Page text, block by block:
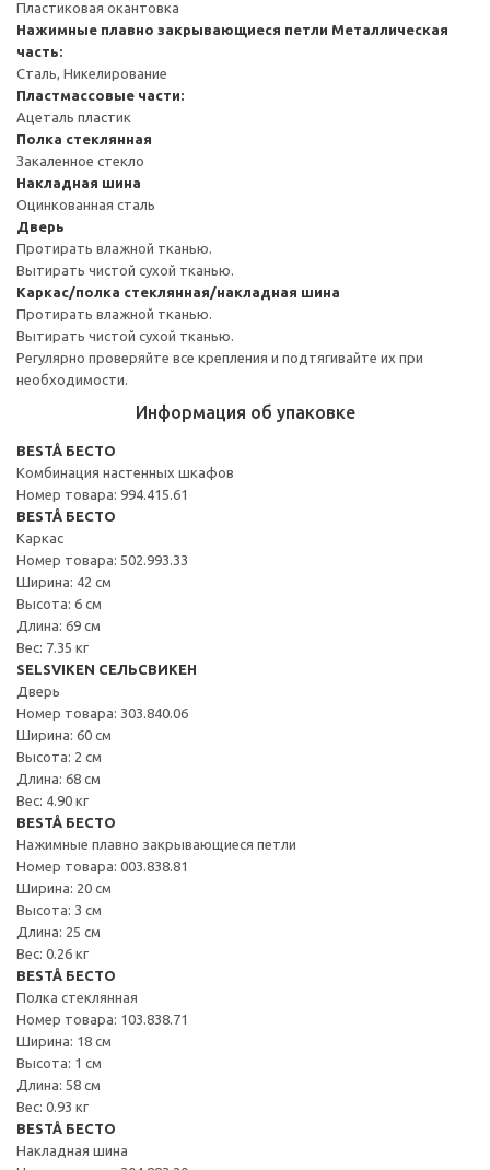
Пластиковая окантовка
Нажимные плавно закрывающиеся петли Металлическая
часть:
Сталь, Никелирование
Пластмассовые части:
Ацеталь пластик
Полка стеклянная
Закаленное стекло
Накладная шина
Оцинкованная сталь
Дверь
Протирать влажной тканью.
Вытирать чистой сухой тканью.
Каркас/полка стеклянная/накладная шина
Протирать влажной тканью.
Вытирать чистой сухой тканью.
Регулярно проверяйте все крепления и подтягивайте их при
необходимости.
Информация об упаковке
BESTÅ БЕСТО
Комбинация настенных шкафов
Номер товара: 994.415.61
BESTÅ БЕСТО
Каркас
Номер товара: 502.993.33
Ширина: 42 см
Высота: 6 см
Длина: 69 см
Вес: 7.35 кг
SELSVIKEN СЕЛЬСВИКЕН
Дверь
Номер товара: 303.840.06
Ширина: 60 см
Высота: 2 см
Длина: 68 см
Вес: 4.90 кг
BESTÅ БЕСТО
Нажимные плавно закрывающиеся петли
Номер товара: 003.838.81
Ширина: 20 см
Высота: 3 см
Длина: 25 см
Вес: 0.26 кг
BESTÅ БЕСТО
Полка стеклянная
Номер товара: 103.838.71
Ширина: 18 см
Высота: 1 см
Длина: 58 см
Вес: 0.93 кг
BESTÅ БЕСТО
Накладная шина